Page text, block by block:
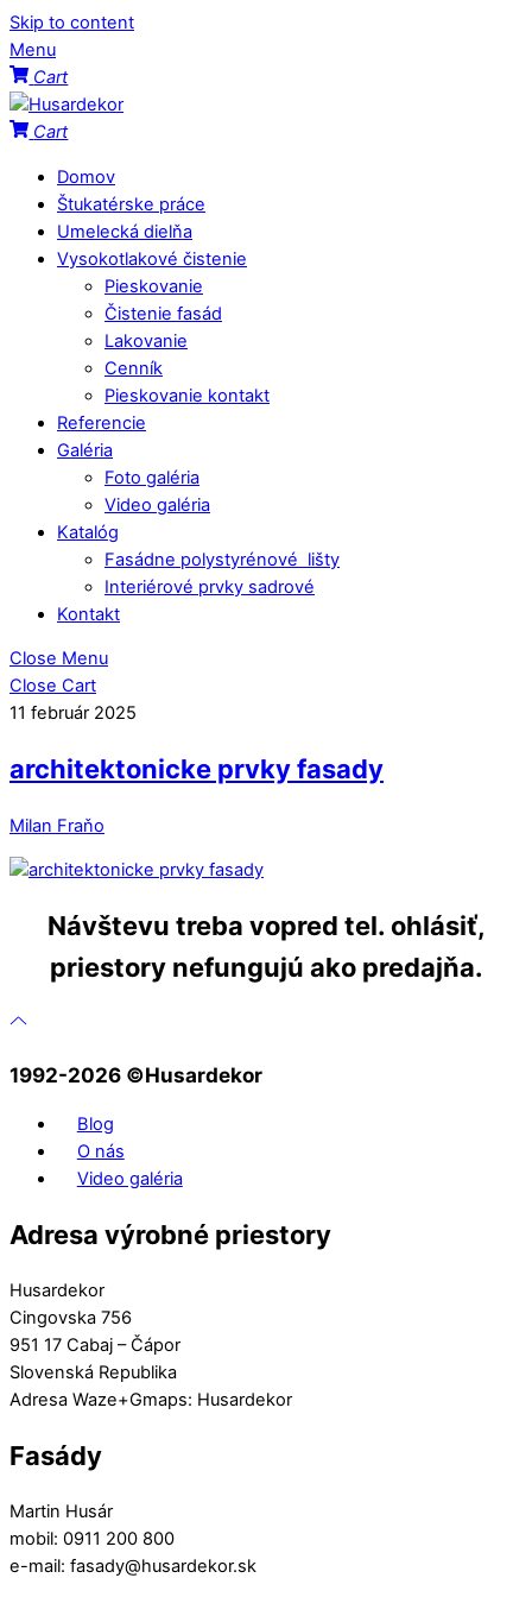
Skip to content
Menu
Cart
Cart
Domov
Štukatérske práce
Umelecká dielňa
Vysokotlakové čistenie
Pieskovanie
Čistenie fasád
Lakovanie
Cenník
Pieskovanie kontakt
Referencie
Galéria
Foto galéria
Video galéria
Katalóg
Fasádne polystyrénové lišty
Interiérové prvky sadrové
Kontakt
Close Menu
Close Cart
11 február 2025
architektonicke prvky fasady
Milan Fraňo
Návštevu treba vopred tel. ohlásiť,
priestory nefungujú ako predajňa.
1992-2026 ©️Husardekor
Blog
O nás
Video galéria
Adresa výrobné priestory
Husardekor
Cingovska 756
951 17 Cabaj – Čápor
Slovenská Republika
Adresa Waze+Gmaps: Husardekor
Fasády
Martin Husár
mobil: 0911 200 800
e-mail: fasady@husardekor.sk